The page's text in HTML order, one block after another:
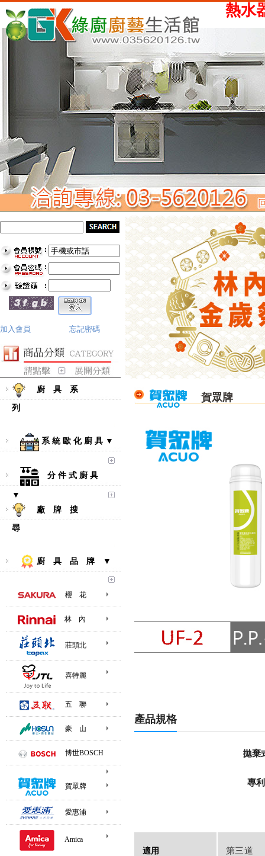
熱水器、瓦斯爐
加入會員 忘記密碼
廚 具 系
列
系 統 歐 化 廚 具 ▼
分 件 式 廚 具
▼
廠 牌 搜
尋
廚 具 品 牌 ▼
櫻 花
林 內
莊頭北
喜特麗
五 聯
豪 山
博世BOSCH
賀眾牌
愛惠浦
Amica
賀眾牌
產品規格
拋棄
專
適用 第三道